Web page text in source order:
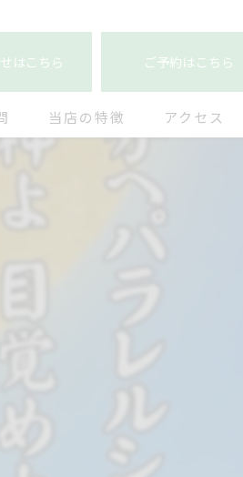
はこちら ご予約はこちら
当店の特徴 アクセス